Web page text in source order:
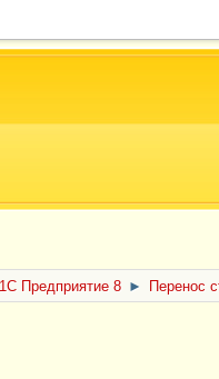
Предприятие 8 ► Перенос